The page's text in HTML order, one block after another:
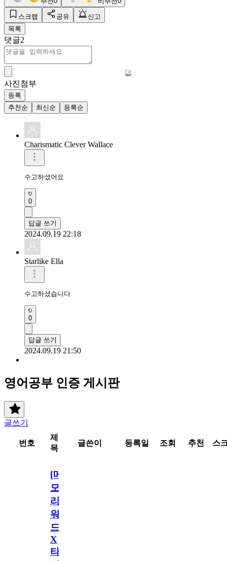
스크랩 공유
신고
목록
댓글2
사진첨부
등록
추천순
최신순 등록순
Charismatic Clever Wallace
수고하셨어요
0
답글 쓰기
2024.09.19 22:18
Starlike Ella
수고하셨습니다
0
답글 쓰기
2024.09.19 21:50
영어공부 인증 게시판
글쓰기
번호
제
목
글쓴이 등록일 조회 추천 스
[메
모
리
워
드
X
타